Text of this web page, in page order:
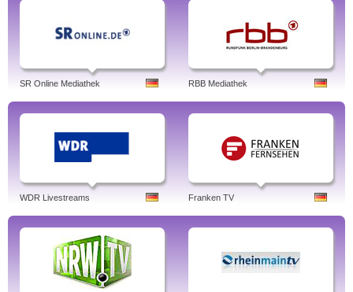
SR Online Mediathek RBB Mediathek
WDR Livestreams Franken TV